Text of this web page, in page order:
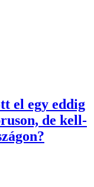
el egy eddig
de kell-